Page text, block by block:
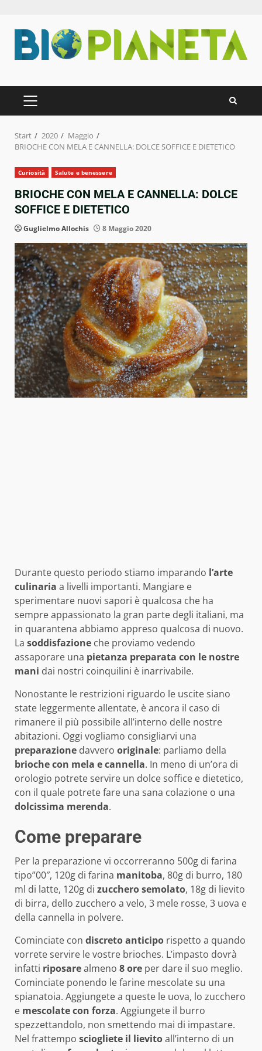
Inhalt
springen
PRIMÄRES
MENÜ
Start 2020
Maggio
BRIOCHE CON MELA E CANNELLA: DOLCE SOFFICE E DIETETICO
Curiosità Salute e benessere
BRIOCHE CON MELA E CANNELLA: DOLCE
SOFFICE E DIETETICO
Guglielmo Allochis 8 Maggio 2020
Durante questo periodo stiamo imparando l’arte
culinaria a livelli importanti. Mangiare e
sperimentare nuovi sapori è qualcosa che ha
sempre appassionato la gran parte degli italiani, ma
in quarantena abbiamo appreso qualcosa di nuovo.
La soddisfazione che proviamo vedendo
assaporare una pietanza preparata con le nostre
mani dai nostri coinquilini è inarrivabile.
Nonostante le restrizioni riguardo le uscite siano
state leggermente allentate, è ancora il caso di
rimanere il più possibile all’interno delle nostre
abitazioni. Oggi vogliamo consigliarvi una
preparazione davvero originale: parliamo della
brioche con mela e cannella. In meno di un’ora di
orologio potrete servire un dolce soffice e dietetico,
con il quale potrete fare una sana colazione o una
dolcissima merenda.
Come preparare
Per la preparazione vi occorreranno 500g di farina
tipo”00″, 120g di farina manitoba, 80g di burro, 180
ml di latte, 120g di zuccherosemolato, 18g di lievito
di birra, dello zucchero a velo, 3 mele rosse, 3 uova e
della cannella in polvere.
Cominciate con discretoanticipo rispetto a quando
vorrete servire le vostre brioches. L’impasto dovrà
infatti riposarealmeno 8 ore per dare il suo meglio.
Cominciate ponendo le farine mescolate su una
spianatoia. Aggiungete a queste le uova, lo zucchero
e mescolate con forza. Aggiungete il burro
spezzettandolo, non smettendo mai di impastare.
Nel frattempo sciogliete il lievitoall’interno di un